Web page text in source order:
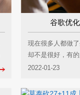
谷歌优
现在很多人都做
却不是很好，有
的原因就是在于
2022-01-23